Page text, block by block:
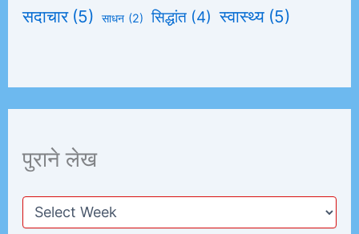
सदाचार (5) साधन (2) सिद्धांत (4) स्वास्थ्य (5)
पुराने लेख